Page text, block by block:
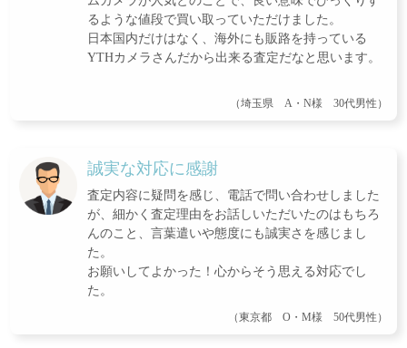
るような値段で買い取っていただけました。
日本国内だけはなく、海外にも販路を持っている
YTHカメラさんだから出来る査定だなと思います。
（埼玉県 A・N様 30代男性）
誠実な対応に感謝
査定内容に疑問を感じ、電話で問い合わせしました
が、細かく査定理由をお話しいただいたのはもちろ
んのこと、言葉遣いや態度にも誠実さを感じまし
た。
お願いしてよかった！心からそう思える対応でし
た。
（東京都 O・M様 50代男性）